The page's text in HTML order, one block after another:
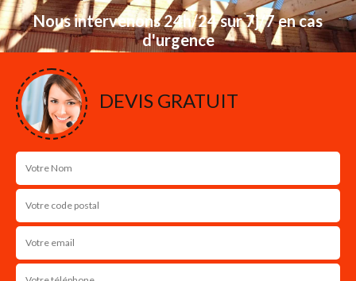
Nous intervenons 24h/24 sur 7j/7 en cas
d'urgence
DEVIS GRATUIT